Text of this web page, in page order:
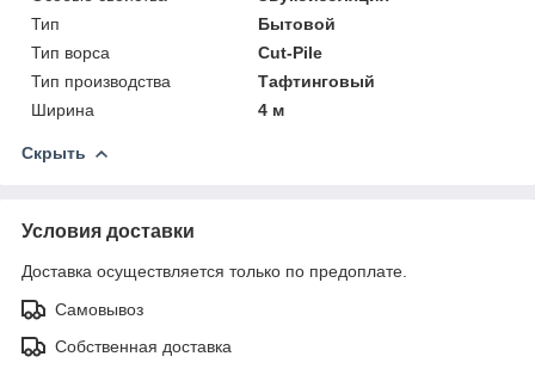
Тип
Бытовой
Тип ворса
Cut-Pile
Тип производства
Тафтинговый
Ширина
4 м
Скрыть
Условия доставки
Доставка осуществляется только по предоплате.
Самовывоз
Собственная доставка